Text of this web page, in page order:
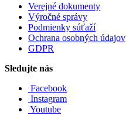
Verejné dokumenty
Výročné správy
Podmienky súťaží
Ochrana osobných údajov
GDPR
Sledujte nás
Facebook
Instagram
Youtube